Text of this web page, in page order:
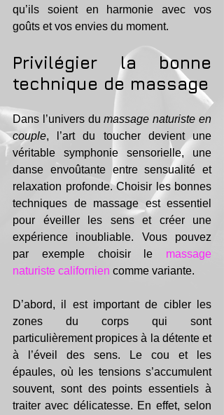
qu’ils soient en harmonie avec vos
goûts et vos envies du moment.
Privilégier la bonne
technique de massage
Dans l’univers du massage naturiste en
couple, l’art du toucher devient une
véritable symphonie sensorielle, une
danse envoûtante entre sensualité et
relaxation profonde. Choisir les bonnes
techniques de massage est essentiel
pour éveiller les sens et créer une
expérience inoubliable. Vous pouvez
par exemple choisir le massage
naturiste californien comme variante.
D’abord, il est important de cibler les
zones du corps qui sont
particulièrement propices à la détente et
à l’éveil des sens. Le cou et les
épaules, où les tensions s’accumulent
souvent, sont des points essentiels à
traiter avec délicatesse. En effet, selon